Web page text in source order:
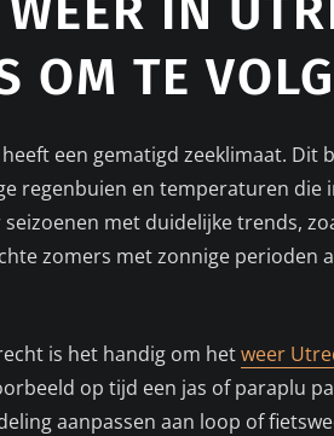
IN
OM TE
een gematigd zeeklimaat. Dit
regenbuien en temperaturen die
met duidelijke trends,
zomers met zonnige perioden
is het handig om hetweer
op tijd een jas of paraplu
aanpassen aan loop of